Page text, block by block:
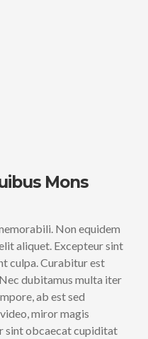
Mons
Non equidem
aliquet. Excepteur sint
culpa. Curabitur est
dubitamus multa iter
ab est sed
miror magis
sint obcaecat cupiditat